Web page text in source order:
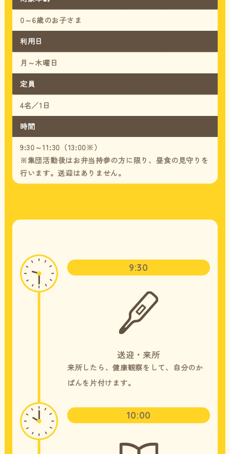
0～6歳のお子さま
利用日
月～木曜日
定員
4名／1日
時間
9:30～11:30（13:00※）
※集団活動後はお弁当持参の方に限り、昼食の見守りを
行います。送迎はありません。
9:30
送迎・来所
来所したら、健康観察をして、自分のか
ばんを片付けます。
10:00